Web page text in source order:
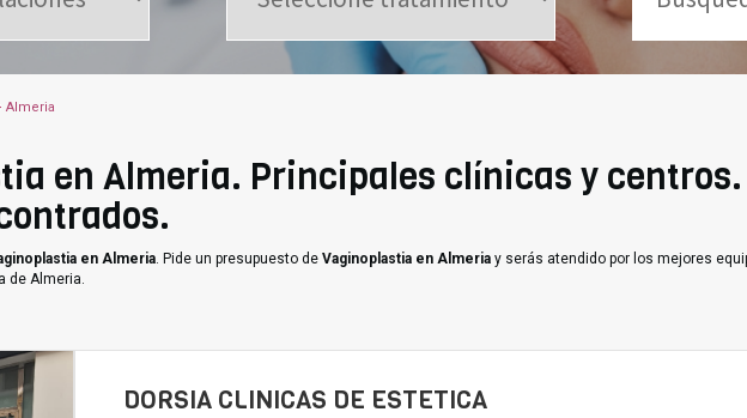
Almeria
en Almeria. Principales clínicas y centros.
en Almeria. Pide un presupuesto de Vaginoplastia en Almeria y serás atendido por los mejores
de Almeria.
DORSIA CLINICAS DE ESTETICA